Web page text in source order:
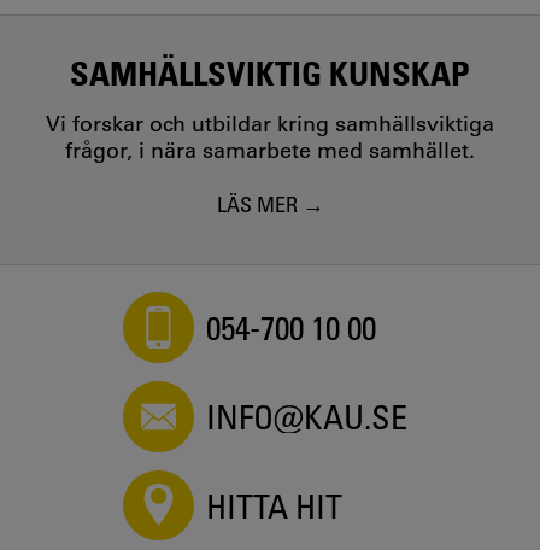
SAMHÄLLSVIKTIG KUNSKAP
Vi forskar och utbildar kring samhällsviktiga
frågor, i nära samarbete med samhället.
LÄS MER
054-700 10 00
INFO@KAU.SE
HITTA HIT